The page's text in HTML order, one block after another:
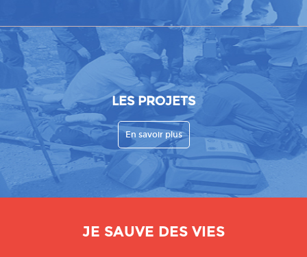
LES PROJETS
En savoir plus
JE SAUVE DES VIES